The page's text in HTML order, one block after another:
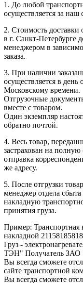
1. До любой
осуществляется за наш
2. Стоимость доставки
в г. Санкт-Петербурге
менеджером в
заказа.
3. При наличии
осуществляется в
Московскому времени.
Отгрузочные
вместе с товаром.
Один экземпляр
обратно почтой.
4. Весь товар,
застрахован на полную
отправка
же адресу.
5. После отгрузки
менеджер отдела
накладную
принятия груза.
Пример:
накладной
Груз -
ТЭН" Получатель
Вы всегда сможете
сайте транспортной
Вы всегда сможете